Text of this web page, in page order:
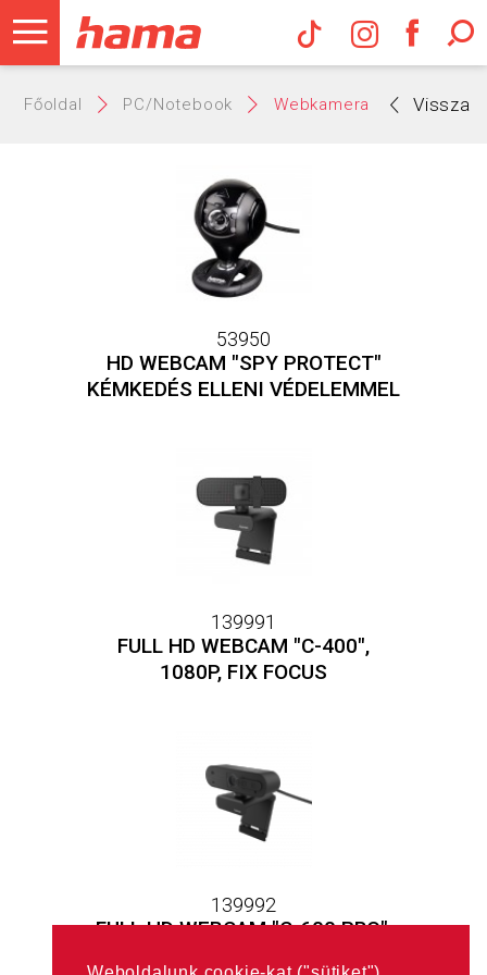
Hama
Főoldal PC/Notebook Webkamera Vissza
53950
HD WEBCAM "SPY PROTECT"
KÉMKEDÉS ELLENI VÉDELEMMEL
139991
FULL HD WEBCAM "C-400",
1080P, FIX FOCUS
139992
FULL HD WEBCAM "C-600 PRO",